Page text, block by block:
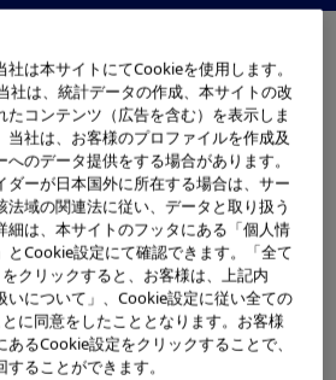
心、心の豊かさの実現のために、グ
カンパニーとして歩みを進めるオリ
ださい。（約4分）
は本サイトにてCookieを使用します。
社は、統計データの作成、本サイトの改
コンテンツ（広告を含む）を表示しま
当社は、お客様のプロファイルを作成及
のデータ提供をする場合があります。
ダーが日本国外に所在する場合は、サー
法域の関連法に従い、データと取り扱う
細は、本サイトのフッタにある「個人情
とCookie設定にて確認できます。「全て
クリックすると、お客様は、上記内
いについて」、Cookie設定に従い全ての
に同意をしたこととなります。お客様
るCookie設定をクリックすることで、
ることができます。